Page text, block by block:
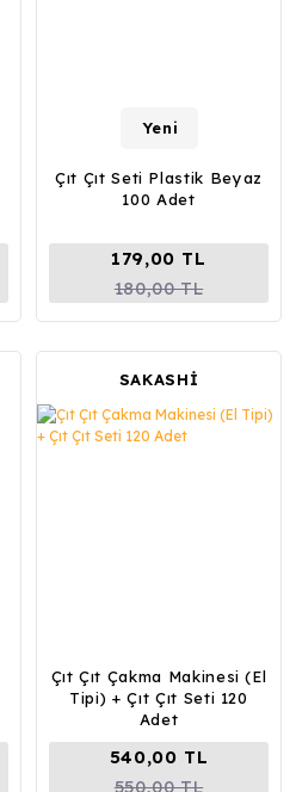
Yeni
Çıt Çıt Seti Plastik Beyaz
100 Adet
179,00 TL
180,00 TL
SAKASHİ
Çıt Çıt Çakma Makinesi (El
Tipi) + Çıt Çıt Seti 120
Adet
540,00 TL
550,00 TL